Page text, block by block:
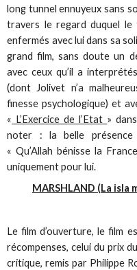
long tunnel ennuyeux sans
travers le regard duquel le
enfermés avec lui dans sa
grand film, sans doute un
avec ceux qu’il a
(dont Jolivet n’a
finesse psychologique) et
« L’Exercice de l’Etat »
noter : la belle présence
« Qu’Allah bénisse la
uniquement pour lui.
MARSHLAND (La
Le film d’ouverture, le film
récompenses, celui du prix
critique, remis par Philippe